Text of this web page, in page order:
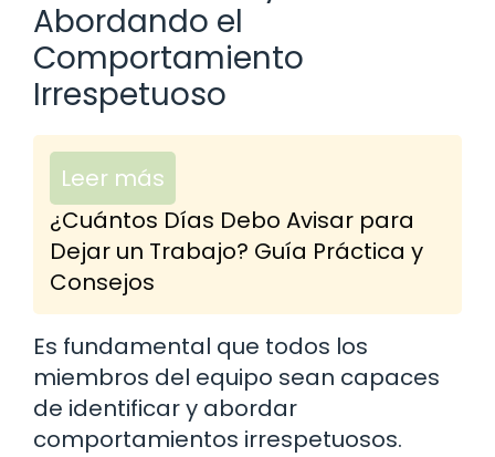
Abordando el
Comportamiento
Irrespetuoso
Leer más
¿Cuántos Días Debo Avisar para
Dejar un Trabajo? Guía Práctica y
Consejos
Es fundamental que todos los
miembros del equipo sean capaces
de identificar y abordar
comportamientos irrespetuosos.